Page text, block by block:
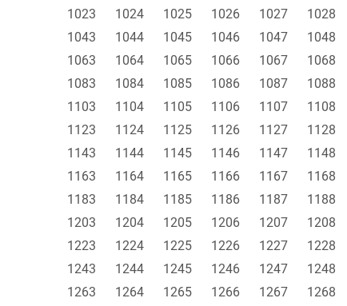
1023
1024 1025 1026 1027 1028
1043
1044 1045 1046 1047 1048
1063
1064 1065 1066 1067 1068
1083
1084 1085 1086 1087 1088
1103
1104 1105 1106 1107 1108
1123
1124 1125 1126 1127 1128
1143
1144 1145 1146 1147 1148
1163
1164 1165 1166 1167 1168
1183
1184 1185 1186 1187 1188
1203
1204 1205 1206 1207 1208
1223
1224 1225 1226 1227 1228
1243
1244 1245 1246 1247 1248
1263
1264 1265 1266 1267 1268